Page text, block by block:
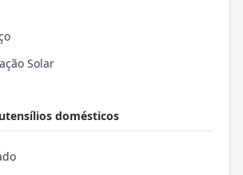
Solar
domésticos